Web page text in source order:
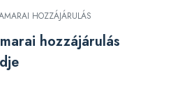
HOZZÁJÁRULÁS
hozzájárulás